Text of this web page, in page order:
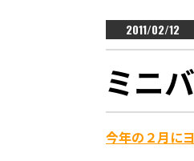
2011/02/12
ミニ
今年の２月に